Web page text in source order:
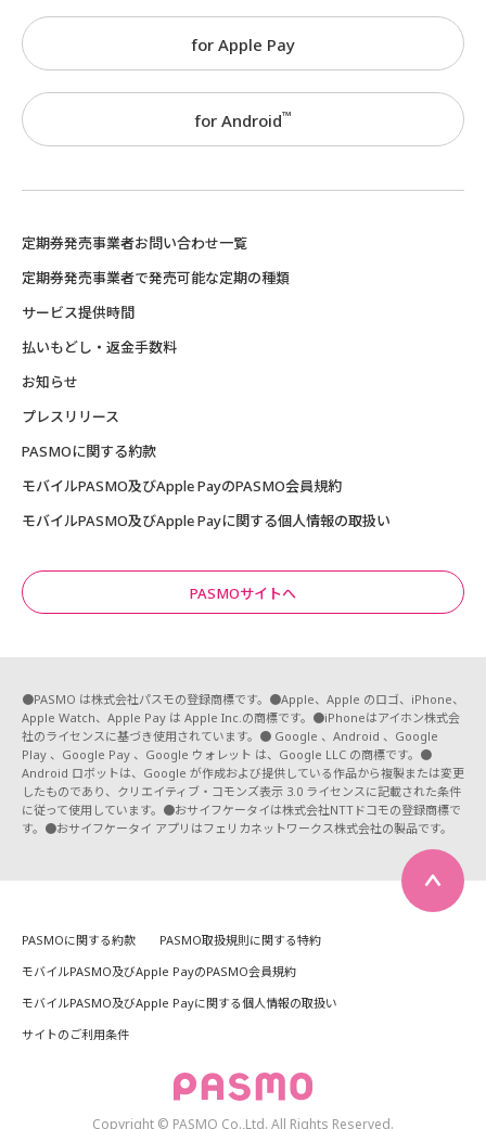
for Apple Pay
for Android™
定期券発売事業者お問い合わせ一覧
定期券発売事業者で発売可能な定期の種類
サービス提供時間
払いもどし・返金手数料
お知らせ
プレスリリース
PASMOに関する約款
モバイルPASMO及びApple PayのPASMO会員規約
モバイルPASMO及びApple Payに関する個人情報の取扱い
PASMOサイトへ
●PASMO は株式会社パスモの登録商標です。●Apple、Apple のロゴ、iPhone、
Apple Watch、Apple Pay は Apple Inc.の商標です。●iPhoneはアイホン株式会
社のライセンスに基づき使用されています。● Google 、Android 、Google
Play 、Google Pay 、Google ウォレット は、Google LLC の商標です。●
Android ロボットは、Google が作成および提供している作品から複製または変更
したものであり、クリエイティブ・コモンズ表示 3.0 ライセンスに記載された条件
に従って使用しています。●おサイフケータイは株式会社NTTドコモの登録商標で
す。●おサイフケータイ アプリはフェリカネットワークス株式会社の製品です。
PASMOに関する約款
PASMO取扱規則に関する特約
モバイルPASMO及びApple PayのPASMO会員規約
モバイルPASMO及びApple Payに関する個人情報の取扱い
サイトのご利用条件
Copyright © PASMO Co.,Ltd. All Rights Reserved.